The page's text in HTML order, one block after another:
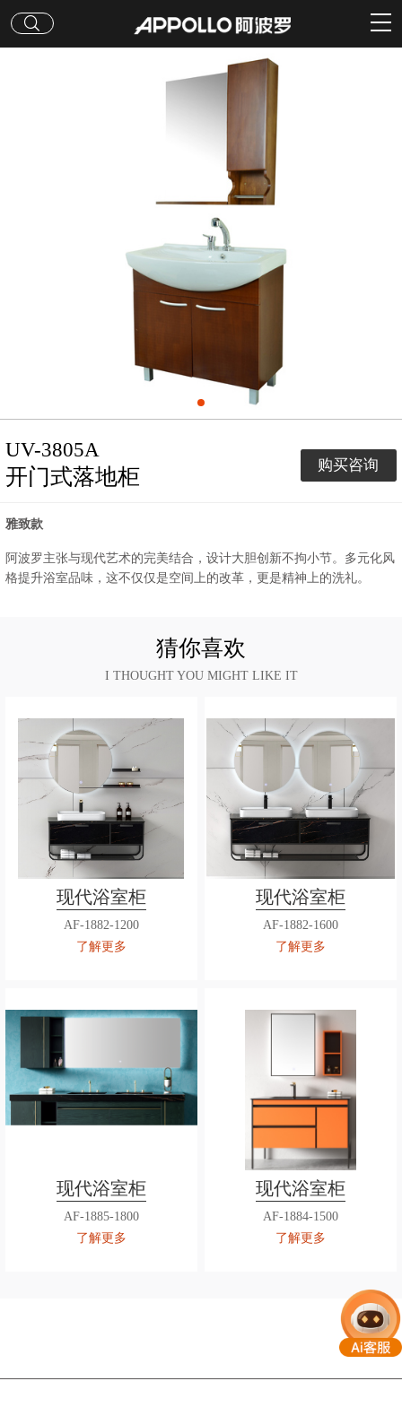
UV-3805A
开门式落地柜 购买咨询
雅致款
阿波罗主张与现代艺术的完美结合，设计大胆创新不拘小节。多元化风
格提升浴室品味，这不仅仅是空间上的改革，更是精神上的洗礼。
猜你喜欢
I THOUGHT YOU MIGHT LIKE IT
现代浴室柜
AF-1882-1200
了解更多
现代浴室柜
AF-1882-1600
了解更多
现代浴室柜
AF-1885-1800
了解更多
现代浴室柜
AF-1884-1500
了解更多